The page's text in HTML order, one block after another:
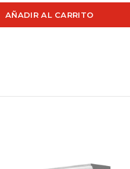
AÑADIR AL CARRITO